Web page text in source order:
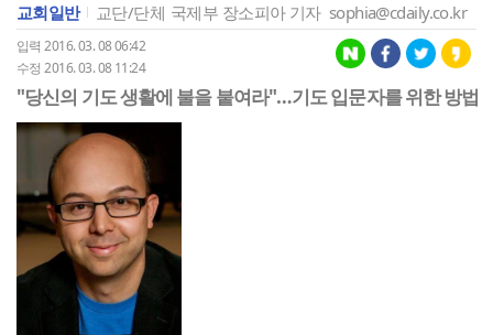
교회일반 교단/단체 국제부 장소피아 기자 sophia@cdaily.co.kr
입력 2016. 03. 08 06:42
수정 2016. 03. 08 11:24
"당신의 기도 생활에 불을 붙여라"…기도 입문자를 위한 방법